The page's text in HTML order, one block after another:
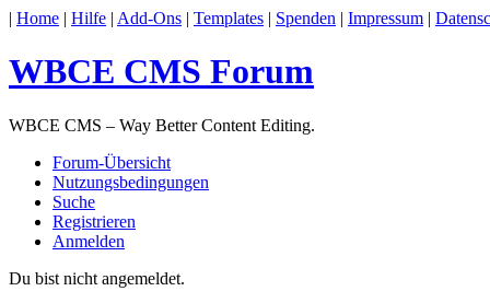
| Home | Hilfe | Add-Ons | Templates | Spenden | Impressum |
WBCE CMS Forum
WBCE CMS – Way Better Content Editing.
Forum-Übersicht
Nutzungsbedingungen
Suche
Registrieren
Anmelden
Du bist nicht angemeldet.